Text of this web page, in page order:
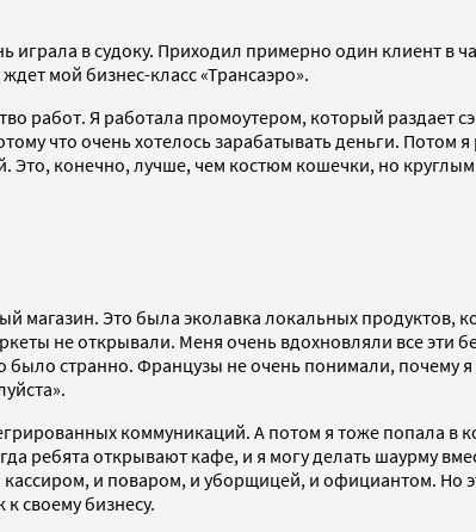
в судоку. Приходил примерно один клиент в
мой бизнес-класс «Трансаэро».
работ. Я работала промоутером, который раздает
что очень хотелось зарабатывать деньги. Потом
Это, конечно, лучше, чем костюм кошечки, но
магазин. Это была эколавка локальных продуктов,
не открывали. Меня очень вдохновляли все эти
странно. Французы не очень понимали, почему я
коммуникаций. А потом я тоже попала в
ребята открывают кафе, и я могу делать шаурму
и поваром, и уборщицей, и официантом. Но
своему бизнесу.